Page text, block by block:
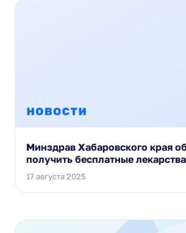
Минздрав Хабаровского края
получить бесплатные лекарства
17 августа 2025